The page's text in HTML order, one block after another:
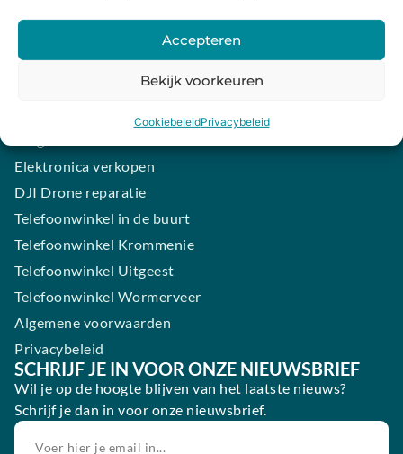
Accepteren
Bekijk voorkeuren
CookiebeleidPrivacybeleid
iPhone laten maken
Samsung smartphone laten maken
Elektronica verkopen
DJI Drone reparatie
Telefoonwinkel in de buurt
Telefoonwinkel Krommenie
Telefoonwinkel Uitgeest
Telefoonwinkel Wormerveer
Algemene voorwaarden
Privacybeleid
SCHRIJF JE IN VOOR ONZE NIEUWSBRIEF
Wil je op de hoogte blijven van het laatste nieuws?
Schrijf je dan in voor onze nieuwsbrief.